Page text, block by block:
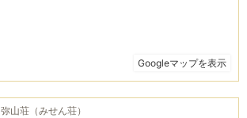
弥山荘（みせん荘）